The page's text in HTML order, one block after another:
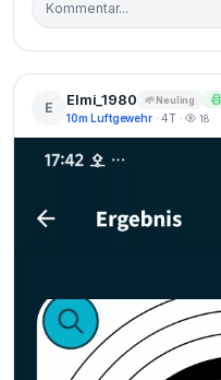
E Elmi_1980 🌱 Neuling
10m Luftgewehr · 4T · 18